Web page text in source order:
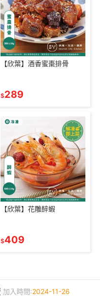
【欣葉】酒香蜜棗排骨
$289
【欣葉】花雕醉蝦
$409
加入時間:2024-11-26